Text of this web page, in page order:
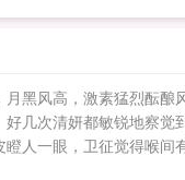
黑风高，激素猛烈酝酿
几次清妍都敏锐地察觉
人一眼，卫征觉得喉间